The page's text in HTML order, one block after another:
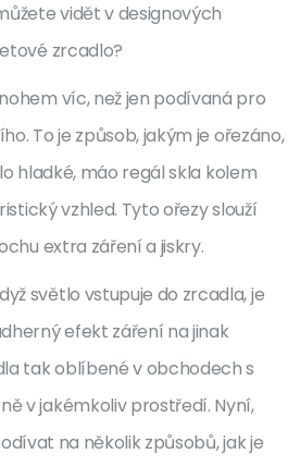
vidět v designových
zrcadlo?
víc, než jen podívaná pro
To je způsob, jakým je ořezáno,
hladké, máo regál skla kolem
vzhled. Tyto ořezy slouží
extra záření a jiskry.
světlo vstupuje do zrcadla, je
efekt záření na jinak
tak oblíbené v obchodech s
v jakémkoliv prostředí. Nyní,
na několik způsobů, jak je